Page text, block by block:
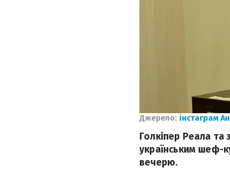
Джерело: інстаграм
Голкіпер Реала та
українським шеф-
вечерю.